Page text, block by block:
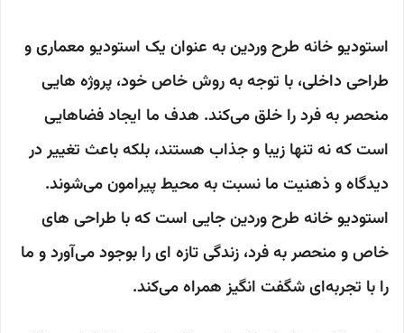
استودیو خانه طرح وردین به عنوان یک استودیو معماری و
طراحی داخلی، با توجه به روش خاص خود، پروژه هایی
منحصر به فرد را خلق می‌کند. هدف ما ایجاد فضاهایی
است که نه تنها زیبا و جذاب هستند، بلکه باعث تغییر در
دیدگاه و ذهنیت ما نسبت به محیط پیرامون می‌شوند.
استودیو خانه طرح وردین جایی است که با طراحی های
خاص و منحصر به فرد، زندگی تازه ای را بوجود می‌آورد و ما
را با تجربه‌ای شگفت انگیز همراه می‌کند.